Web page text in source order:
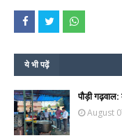
ये भी पढ़ें
पौड़ी
August